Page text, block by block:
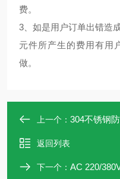
费。
3、如是用户订单出错造
元件所产生的费用有用
做。
上一个： 304不锈钢
返回列表
下一个： AC 220/